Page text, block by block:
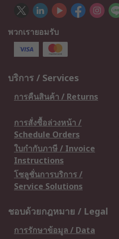
พวกเรายอมรับ
บริการ / Services
การคืนสินค้า / Returns
การสั่งซื้อล่วงหน้า /
Schedule Orders
ใบกำกับภาษี / Invoice
Instructions
โซลูชั่นการบริการ /
Service Solutions
ชอบด้วยกฎหมาย / Legal
การรักษาข้อมูล / Data